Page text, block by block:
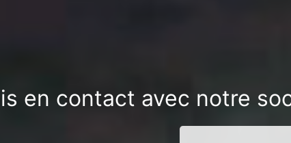
en contact avec notre